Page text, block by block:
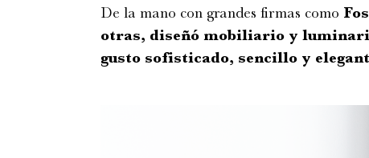
De la mano con grandes firmas como
otras, diseñó mobiliario y
gusto sofisticado, sencillo y